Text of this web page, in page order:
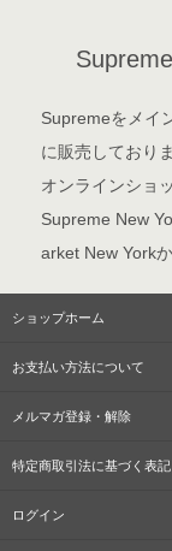
Supremeをメイ
に販売しており
オンラインショ
Supreme New
arket New York
ショップホーム
お支払い方法について
メルマガ登録・解除
特定商取引法に基づく表記
ログイン